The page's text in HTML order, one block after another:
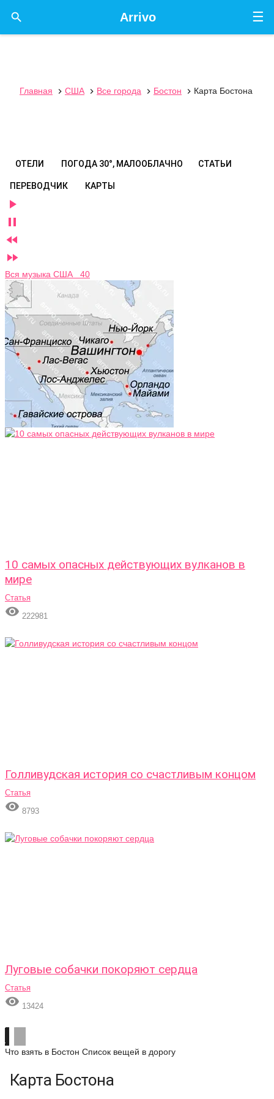
☰
Arrivo

Главная  США  Все города  Бостон  Карта Бостона
ОТЕЛИ ПОГОДА 30°, МАЛООБЛАЧНО СТАТЬИ
ПЕРЕВОДЧИК КАРТЫ




Вся музыка США 40
10 самых опасных действующих вулканов в
мире
Статья
 222981
Голливудская история со счастливым концом
Статья
 8793
Луговые собачки покоряют сердца
Статья
 13424
Что взять в Бостон Список вещей в дорогу
Карта Бостона